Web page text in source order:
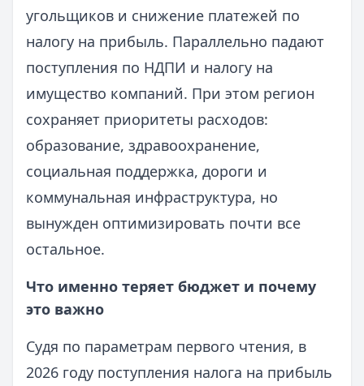
угольщиков и снижение платежей по
налогу на прибыль. Параллельно падают
поступления по НДПИ и налогу на
имущество компаний. При этом регион
сохраняет приоритеты расходов:
образование, здравоохранение,
социальная поддержка, дороги и
коммунальная инфраструктура, но
вынужден оптимизировать почти все
остальное.
Что именно теряет бюджет и почему
это важно
Судя по параметрам первого чтения, в
2026 году поступления налога на прибыль